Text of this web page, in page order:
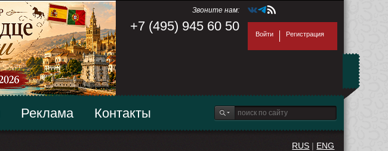
Звоните нам:
+7 (495) 945 60 50
Войти Регистрация
Реклама Контакты
RUS | ENG